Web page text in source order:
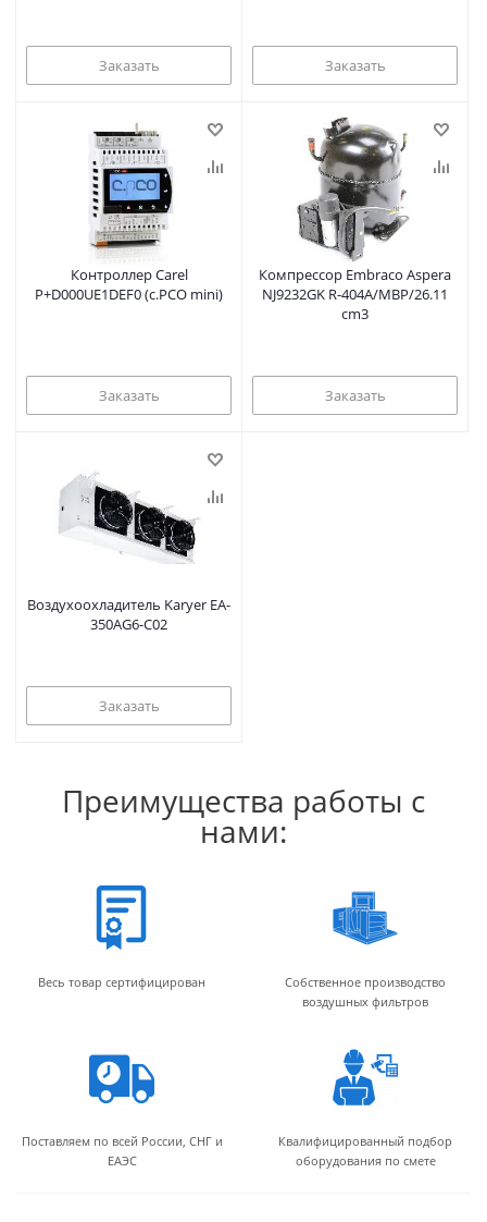
Заказать Заказать
Контроллер Carel
P+D000UE1DEF0 (c.PCO mini)
Заказать
Компрессор Embraco Aspera
NJ9232GK R-404A/MBP/26.11
cm3
Заказать
Воздухоохладитель Karyer EA-
350AG6-C02
Заказать
Преимущества работы с
нами:
Весь товар сертифицирован
Собственное производство
воздушных фильтров
Поставляем по всей России, СНГ и
ЕАЭС
Квалифицированный подбор
оборудования по смете